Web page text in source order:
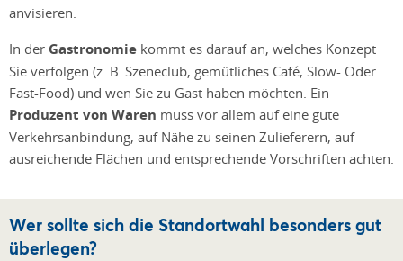
anvisieren.
In der Gastronomie kommt es darauf an, welches Konzept
Sie verfolgen (z. B. Szeneclub, gemütliches Café, Slow- Oder
Fast-Food) und wen Sie zu Gast haben möchten. Ein
Produzent von Waren muss vor allem auf eine gute
Verkehrsanbindung, auf Nähe zu seinen Zulieferern, auf
ausreichende Flächen und entsprechende Vorschriften achten.
Wer sollte sich die Standortwahl besonders gut
überlegen?